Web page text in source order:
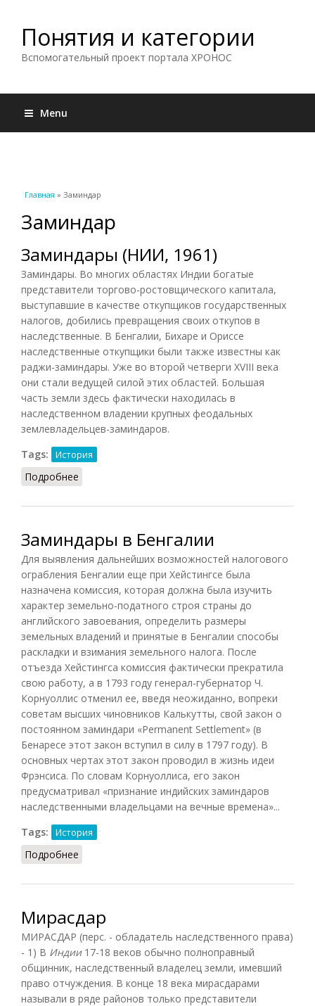
Понятия и категории
Вспомогательный проект портала ХРОНОС
Menu
Вы здесь
Главная » Заминдар
Заминдар
Заминдары (НИИ, 1961)
Заминдары. Во многих областях Индии богатые
представители торгово-ростовщического капитала,
выступавшие в качестве откупщиков государственных
налогов, добились превращения своих откупов в
наследственные. В Бенгалии, Бихаре и Ориссе
наследственные откупщики были также известны как
раджи-заминдары. Уже во второй четверги XVIII века
они стали ведущей силой этих областей. Большая
часть земли здесь фактически находилась в
наследственном владении крупных феодальных
землевладельцев-заминдаров.
Tags:
История
Подробнее
Заминдары в Бенгалии
Для выявления дальнейших возможностей налогового
ограбления Бенгалии еще при Хейстингсе была
назначена комиссия, которая должна была изучить
характер земельно-податного строя страны до
английского завоевания, определить размеры
земельных владений и принятые в Бенгалии способы
раскладки и взимания земельного налога. После
отъезда Хейстингса комиссия фактически прекратила
свою работу, а в 1793 году генерал-губернатор Ч.
Корнуоллис отменил ее, введя неожиданно, вопреки
советам высших чиновников Калькутты, свой закон о
постоянном заминдари «Permanent Settlement» (в
Бенаресе этот закон вступил в силу в 1797 году). В
основных чертах этот закон проводил в жизнь идеи
Фрэнсиса. По словам Корнуоллиса, его закон
предусматривал «признание индийских заминдаров
наследственными владельцами на вечные времена»...
Tags:
История
Подробнее
Мирасдар
МИРАСДАР (перс. - обладатель наследственного права)
- 1) В Индии17-18 веков обычно полноправный
общинник, наследственный владелец земли, имевший
право отчуждения. В конце 18 века мирасдарами
называли в ряде районов только представители